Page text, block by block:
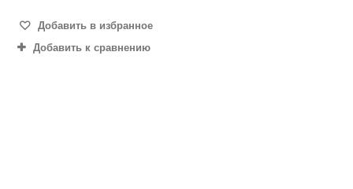
Добавить в избранное
Добавить к сравнению